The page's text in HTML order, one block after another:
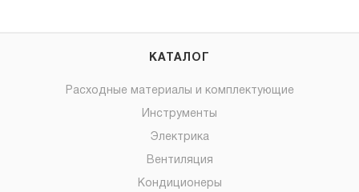
КАТАЛОГ
Расходные материалы и комплектующие
Инструменты
Электрика
Вентиляция
Кондиционеры